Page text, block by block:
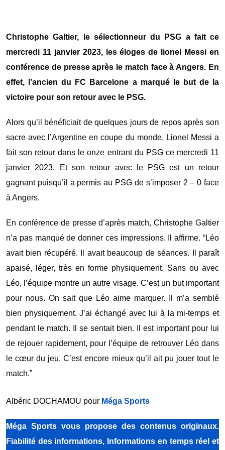
Christophe Galtier, le sélectionneur du PSG a fait ce
mercredi 11 janvier 2023, les éloges de lionel Messi en
conférence de presse après le match face à Angers. En
effet, l’ancien du FC Barcelone a marqué le but de la
victoire pour son retour avec le PSG.
Alors qu’il bénéficiait de quelques jours de repos après son
sacre avec l’Argentine en coupe du monde, Lionel Messi a
fait son retour dans le onze entrant du PSG ce mercredi 11
janvier 2023. Et son retour avec le PSG est un retour
gagnant puisqu’il a permis au PSG de s’imposer 2 – 0 face
à Angers.
En conférence de presse d’après match, Christophe Galtier
n’a pas manqué de donner ces impressions. Il affirme. “Léo
avait bien récupéré. Il avait beaucoup de séances. Il paraît
apaisé, léger, très en forme physiquement. Sans ou avec
Léo, l’équipe montre un autre visage. C’est un but important
pour nous. On sait que Léo aime marquer. Il m’a semblé
bien physiquement. J’ai échangé avec lui à la mi-temps et
pendant le match. Il se sentait bien. Il est important pour lui
de rejouer rapidement, pour l’équipe de retrouver Léo dans
le cœur du jeu. C’est encore mieux qu’il ait pu jouer tout le
match.”
Albéric DOCHAMOU pour Méga Sports
Méga Sports vous propose des contenus originaux.
Fiabilité des informations, Informations en temps réel et